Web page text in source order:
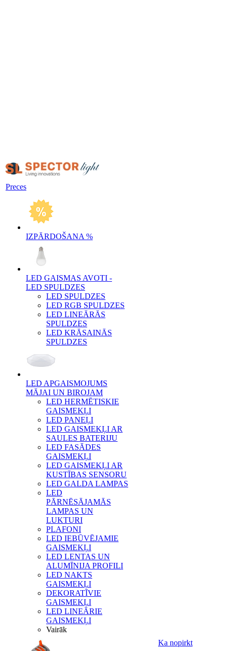
Preces
IZPĀRDOŠANA %
LED GAISMAS AVOTI -
LED SPULDZES
LED SPULDZES
LED RGB SPULDZES
LED LINEĀRĀS
SPULDZES
LED KRĀSAINĀS
SPULDZES
LED APGAISMOJUMS
MĀJAI UN BIROJAM
LED HERMĒTISKIE
GAISMEKĻI
LED PANEĻI
LED GAISMEKĻI AR
SAULES BATERIJU
LED FASĀDES
GAISMEKĻI
LED GAISMEKĻI AR
KUSTĪBAS SENSORU
LED GALDA LAMPAS
LED
PĀRNĒSĀJAMĀS
LAMPAS UN
LUKTURI
PLAFONI
LED IEBŪVĒJAMIE
GAISMEKĻI
LED LENTAS UN
ALUMĪNIJA PROFILI
LED NAKTS
GAISMEKĻI
DEKORATĪVIE
GAISMEKĻI
LED LINEĀRIE
GAISMEKĻI
Vairāk
Ka nopirkt